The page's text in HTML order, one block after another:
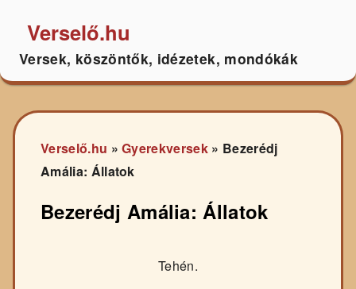
Verselő.hu
Versek, köszöntők, idézetek, mondókák
Verselő.hu »Gyerekversek » Bezerédj
Amália: Állatok
Bezerédj Amália: Állatok
Tehén.